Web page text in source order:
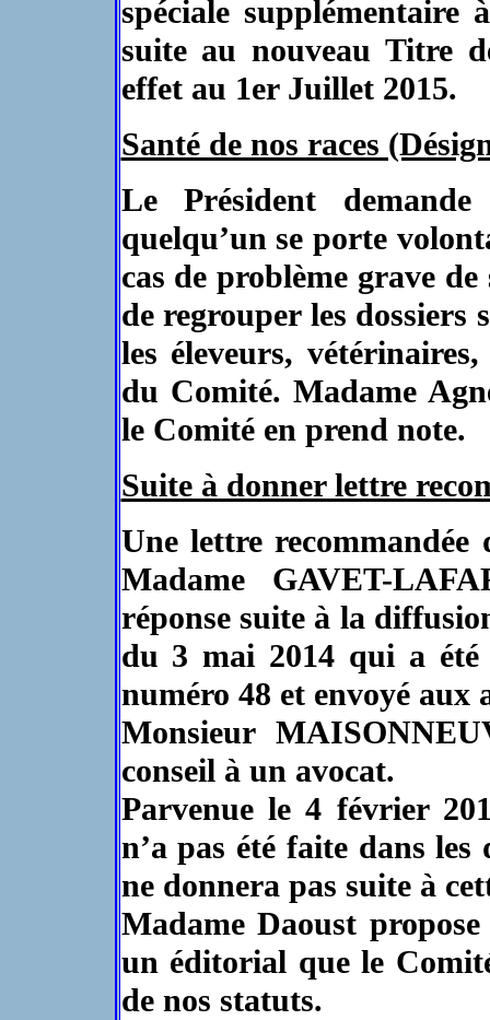
spéciale
suite au nouveau Titre
effet au 1er Juillet 2015.
Santé de nos races
Le Président
quelqu’un se porte
cas de problème grave
de regrouper les dossiers
les éleveurs,
du Comité. Madame
le Comité en prend note.
Suite à donner lettre
Une lettre
Madame GAVET-
réponse suite à la
du 3 mai 2014 qui a
numéro 48 et envoyé aux
Monsieur
conseil à un avocat.
Parvenue le 4 février
n’a pas été faite dans
ne donnera pas suite à
Madame Daoust
un éditorial que le
de nos statuts.